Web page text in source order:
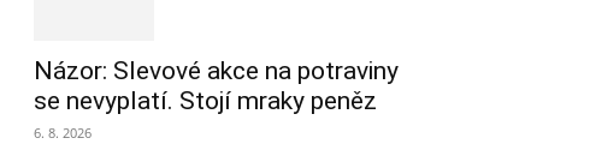
Názor: Slevové akce na potraviny
se nevyplatí. Stojí mraky peněz
6. 8. 2026